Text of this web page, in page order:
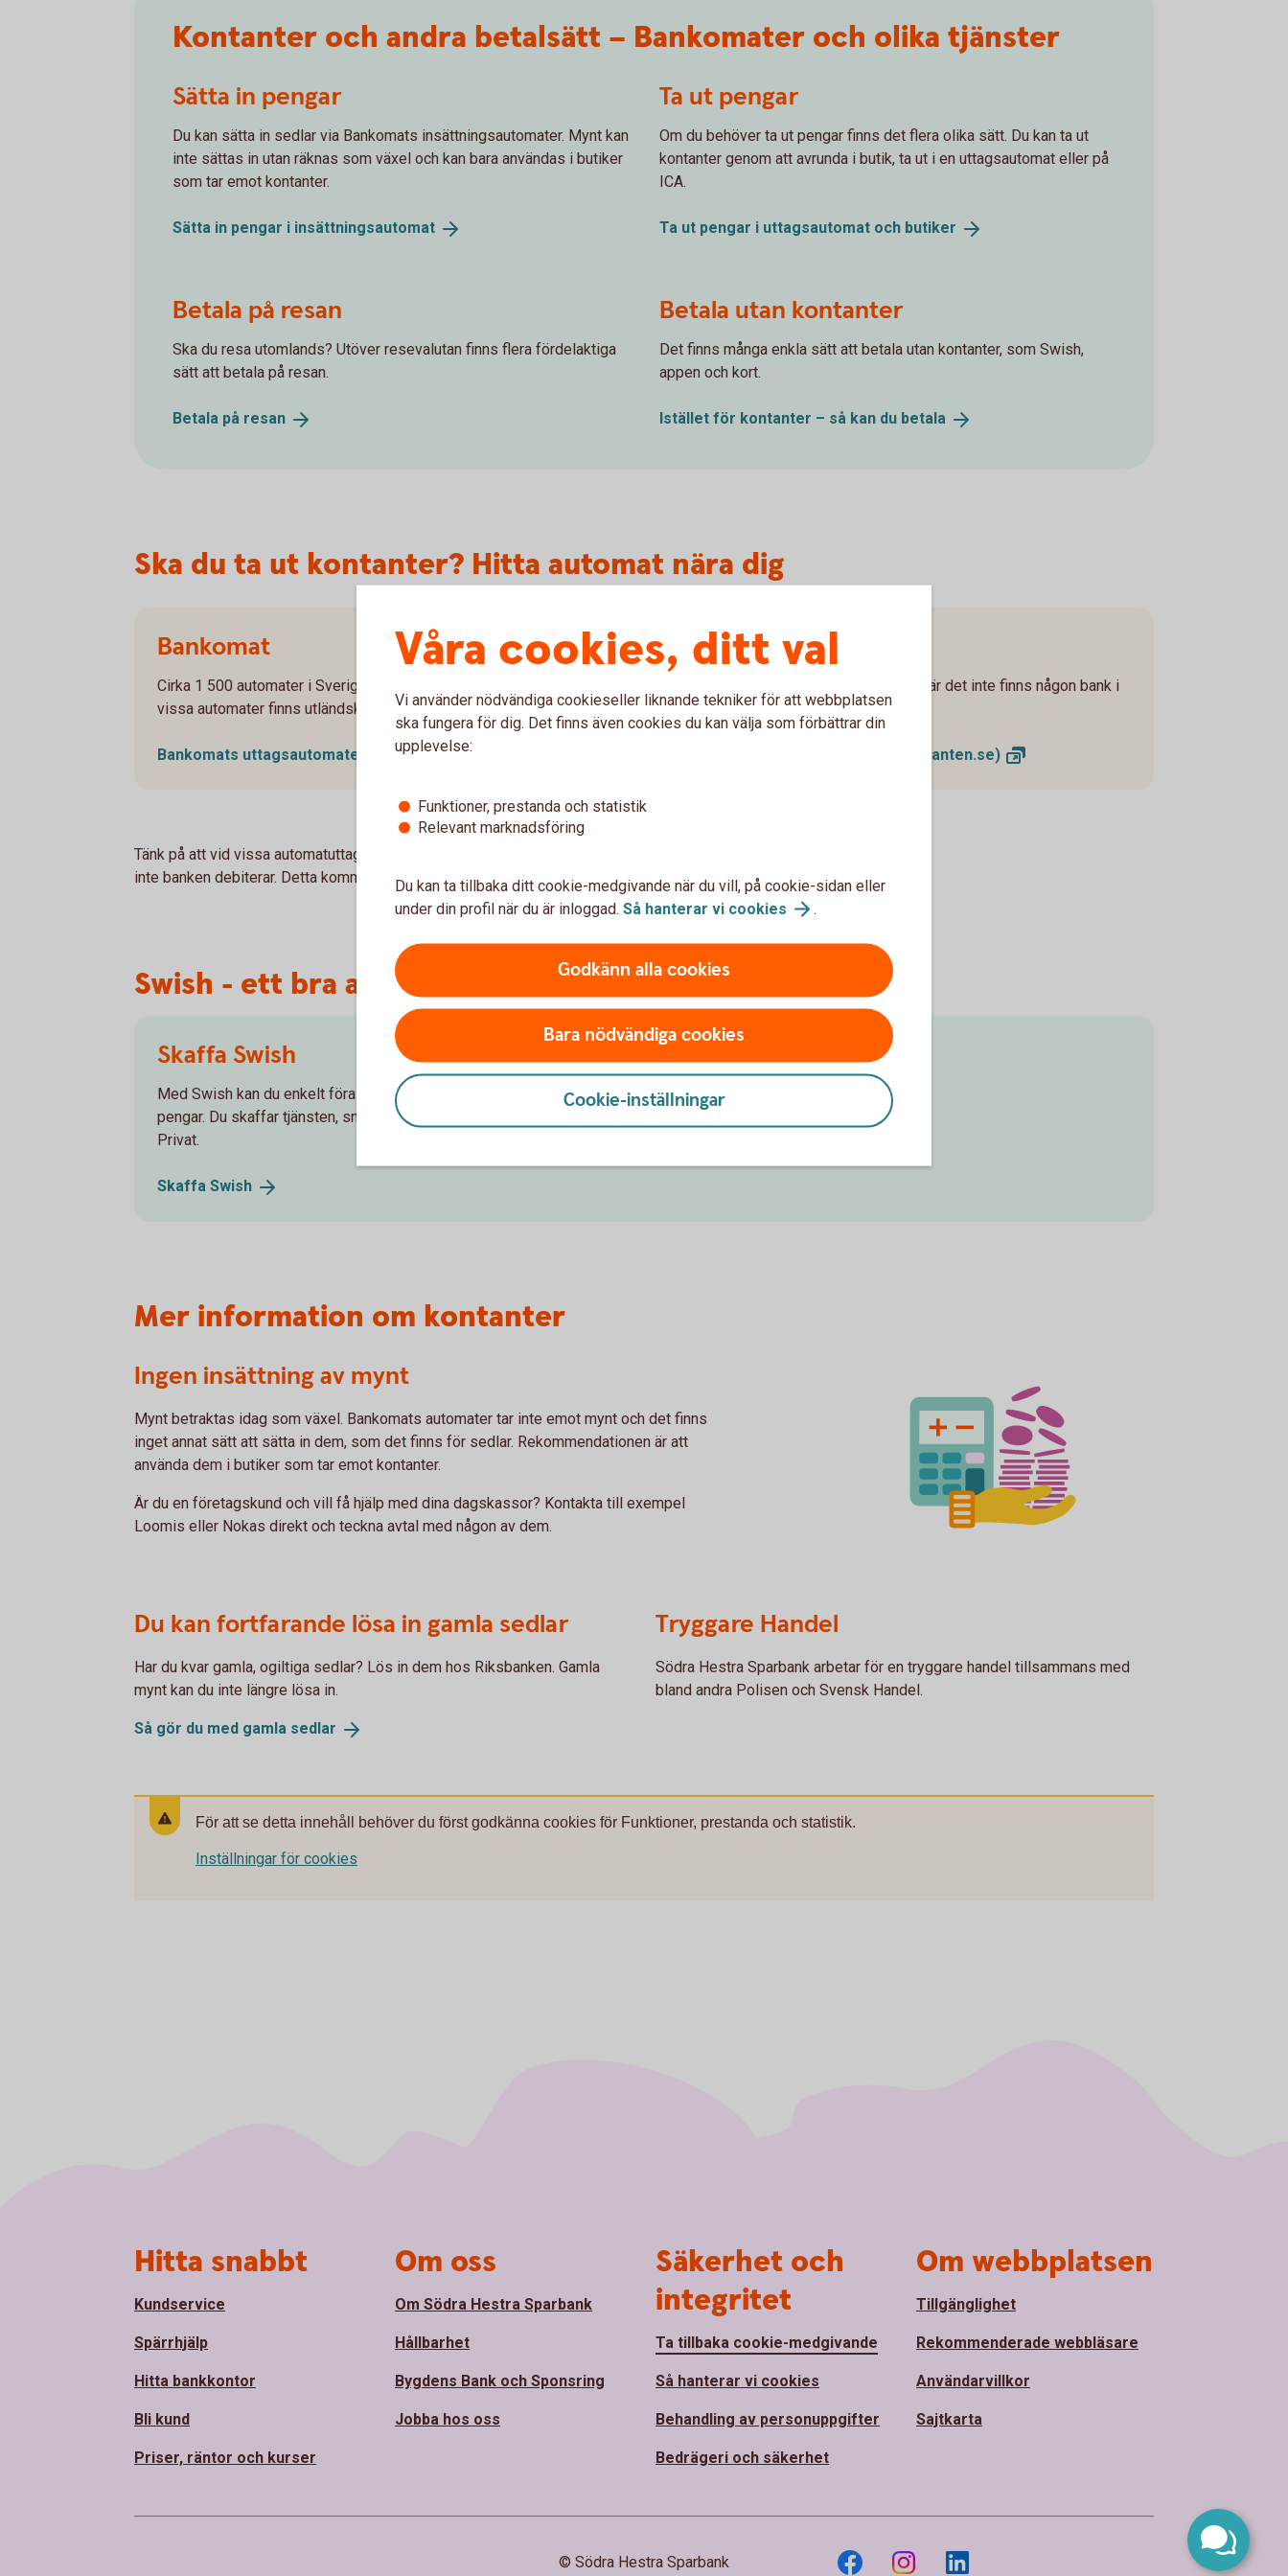
Kontanter och andra betalsätt – Bankomater och olika tjänster
Sätta in pengar
Du kan sätta in sedlar via Bankomats insättningsautomater. Mynt kan
inte sättas in utan räknas som växel och kan bara användas i butiker
som tar emot kontanter.
Sätta in pengar i insättningsautomat
Ta ut pengar
Om du behöver ta ut pengar finns det flera olika sätt. Du kan ta ut
kontanter genom att avrunda i butik, ta ut i en uttagsautomat eller på
ICA.
Ta ut pengar i uttagsautomat och butiker
Betala på resan
Ska du resa utomlands? Utöver resevalutan finns flera fördelaktiga
sätt att betala på resan.
Betala på resan
Betala utan kontanter
Det finns många enkla sätt att betala utan kontanter, som Swish,
appen och kort.
Istället för kontanter – så kan du betala
Ska du ta ut kontanter? Hitta automat nära dig
Bankomat
Cirka 1 500 automater i Sverige för dig som är privatkund hos oss. I
vissa automater finns utländsk valuta, såsom euro.
Bankomats uttagsautomater (bankomat.se)
Kontanten
Cirka 450 automater i Sverige - ofta där det inte finns någon bank i
närheten.
(kontanten.se)
Tänk på att vid vissa automatuttag, även i Sverige, kan det tillkomma extra avgifter som
inte banken debiterar. Detta kommuniceras på skärmen innan du gör uttaget.
Swish - ett bra alternativ till kontanter
Skaffa Swish
Med Swish kan du enkelt föra över pengar vilket gör att du slipper ta ut eller sätta in
pengar. Du skaffar tjänsten, snabbt och enkelt, i internetbanken eller appen Sparbanken
Privat.
Skaffa Swish
Mer information om kontanter
Ingen insättning av mynt
Mynt betraktas idag som växel. Bankomats automater tar inte emot mynt och det finns
inget annat sätt att sätta in dem, som det finns för sedlar. Rekommendationen är att
använda dem i butiker som tar emot kontanter.
Är du en företagskund och vill få hjälp med dina dagskassor? Kontakta till exempel
Loomis eller Nokas direkt och teckna avtal med någon av dem.
Du kan fortfarande lösa in gamla sedlar
Har du kvar gamla, ogiltiga sedlar? Lös in dem hos Riksbanken. Gamla
mynt kan du inte längre lösa in.
Så gör du med gamla sedlar
Tryggare Handel
Södra Hestra Sparbank arbetar för en tryggare handel tillsammans med
bland andra Polisen och Svensk Handel.
För att se detta innehåll behöver du först godkänna cookies för Funktioner, prestanda och statistik.
Inställningar för cookies
Våra cookies, ditt val
Vi använder nödvändiga cookieseller liknande tekniker för att webbplatsen
ska fungera för dig. Det finns även cookies du kan välja som förbättrar din
upplevelse:
Funktioner, prestanda och statistik
Relevant marknadsföring
Du kan ta tillbaka ditt cookie-medgivande när du vill, på cookie-sidan eller
under din profil när du är inloggad. Så hanterar vi cookies .
Godkänn alla cookies
Bara nödvändiga cookies
Cookie-inställningar
Hitta snabbt
Kundservice
Spärrhjälp
Hitta bankkontor
Bli kund
Priser, räntor och kurser
Om oss
Om Södra Hestra Sparbank
Hållbarhet
Bygdens Bank och Sponsring
Jobba hos oss
Säkerhet och
integritet
Ta tillbaka cookie-medgivande
Så hanterar vi cookies
Behandling av personuppgifter
Bedrägeri och säkerhet
Om webbplatsen
Tillgänglighet
Rekommenderade webbläsare
Användarvillkor
Sajtkarta
© Södra Hestra Sparbank